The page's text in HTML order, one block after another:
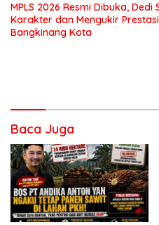
MPLS 2026 Resmi Dibuka,
Karakter dan Mengukir Prestasi
Bangkinang Kota
Baca Juga